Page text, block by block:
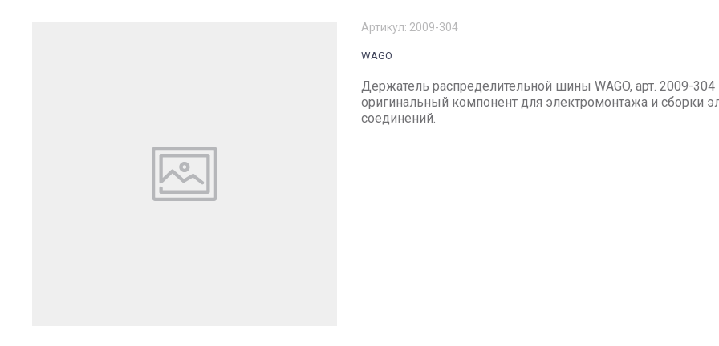
Артикул: 2009-304
WAGO
Держатель распределительной шины WAGO, арт. 2009-304
оригинальный компонент для электромонтажа и сборки
соединений.